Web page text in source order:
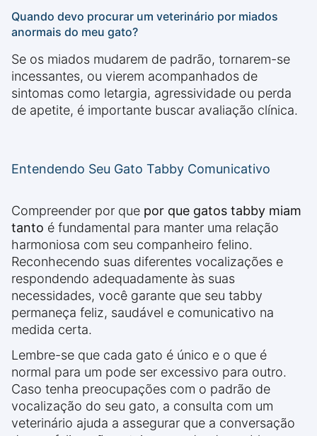
Quando devo procurar um veterinário por miados
anormais do meu gato?
Se os miados mudarem de padrão, tornarem-se
incessantes, ou vierem acompanhados de
sintomas como letargia, agressividade ou perda
de apetite, é importante buscar avaliação clínica.
Entendendo Seu Gato Tabby Comunicativo
Compreender por que por que gatos tabby miam
tanto é fundamental para manter uma relação
harmoniosa com seu companheiro felino.
Reconhecendo suas diferentes vocalizações e
respondendo adequadamente às suas
necessidades, você garante que seu tabby
permaneça feliz, saudável e comunicativo na
medida certa.
Lembre-se que cada gato é único e o que é
normal para um pode ser excessivo para outro.
Caso tenha preocupações com o padrão de
vocalização do seu gato, a consulta com um
veterinário ajuda a assegurar que a conversação